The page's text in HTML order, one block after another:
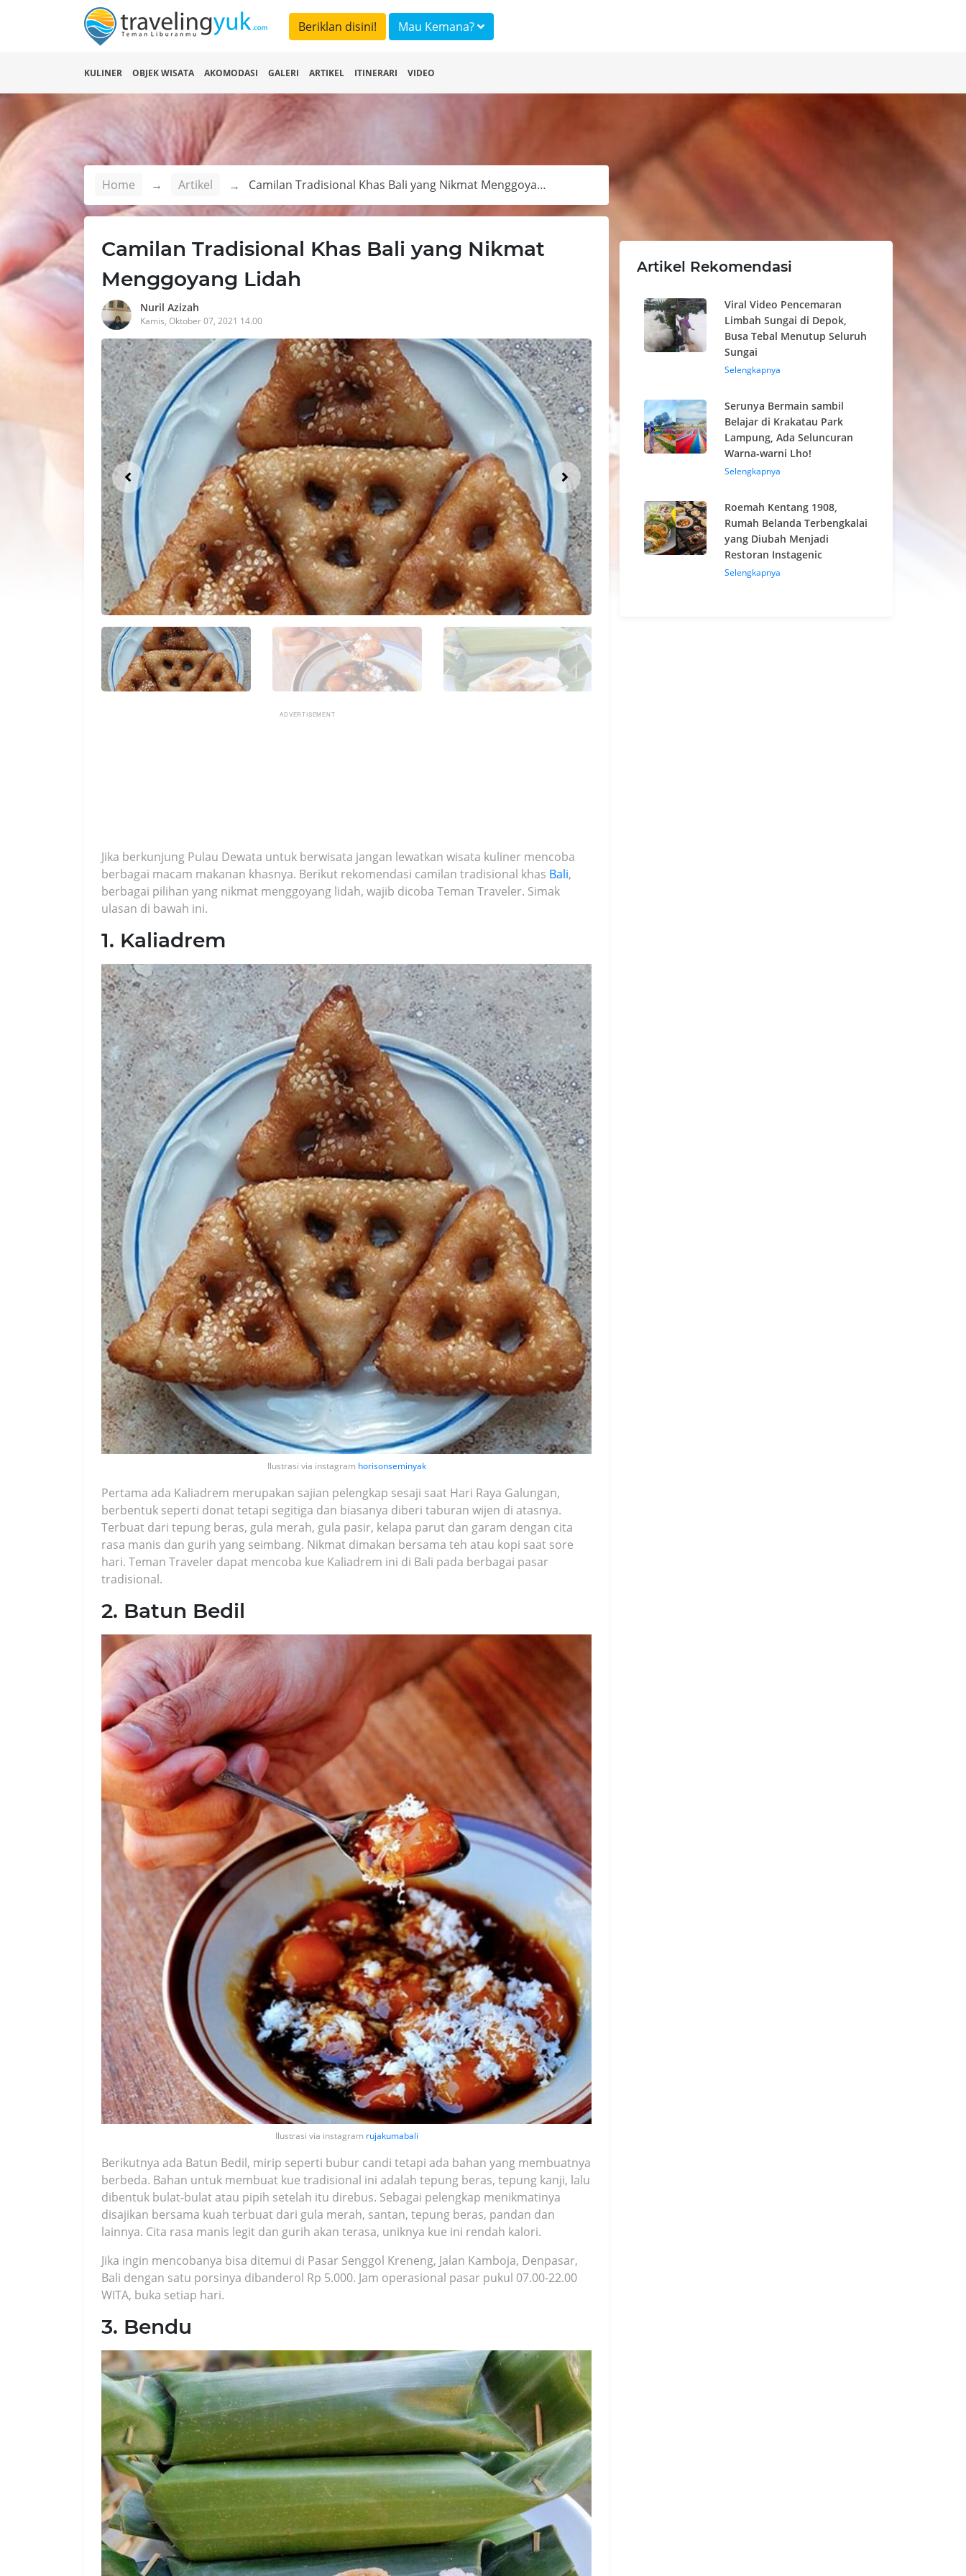
Beriklan disini! Mau Kemana?
KULINER OBJEK WISATA AKOMODASI GALERI ARTIKEL ITINERARI VIDEO
Home Artikel Camilan Tradisional Khas Bali yang Nikmat Menggoyang Lidah
Camilan Tradisional Khas Bali yang Nikmat
Menggoyang Lidah
Nuril Azizah
Kamis, Oktober 07, 2021 14.00
ADVERTISEMENT
Jika berkunjung Pulau Dewata untuk berwisata jangan lewatkan wisata kuliner mencoba
berbagai macam makanan khasnya. Berikut rekomendasi camilan tradisional khas Bali,
berbagai pilihan yang nikmat menggoyang lidah, wajib dicoba Teman Traveler. Simak
ulasan di bawah ini.
1. Kaliadrem
Ilustrasi via instagram horisonseminyak
Pertama ada Kaliadrem merupakan sajian pelengkap sesaji saat Hari Raya Galungan,
berbentuk seperti donat tetapi segitiga dan biasanya diberi taburan wijen di atasnya.
Terbuat dari tepung beras, gula merah, gula pasir, kelapa parut dan garam dengan cita
rasa manis dan gurih yang seimbang. Nikmat dimakan bersama teh atau kopi saat sore
hari. Teman Traveler dapat mencoba kue Kaliadrem ini di Bali pada berbagai pasar
tradisional.
2. Batun Bedil
Ilustrasi via instagram rujakumabali
Berikutnya ada Batun Bedil, mirip seperti bubur candi tetapi ada bahan yang membuatnya
berbeda. Bahan untuk membuat kue tradisional ini adalah tepung beras, tepung kanji, lalu
dibentuk bulat-bulat atau pipih setelah itu direbus. Sebagai pelengkap menikmatinya
disajikan bersama kuah terbuat dari gula merah, santan, tepung beras, pandan dan
lainnya. Cita rasa manis legit dan gurih akan terasa, uniknya kue ini rendah kalori.
Jika ingin mencobanya bisa ditemui di Pasar Senggol Kreneng, Jalan Kamboja, Denpasar,
Bali dengan satu porsinya dibanderol Rp 5.000. Jam operasional pasar pukul 07.00-22.00
WITA, buka setiap hari.
3. Bendu
Artikel Rekomendasi
Viral Video Pencemaran
Limbah Sungai di Depok,
Busa Tebal Menutup Seluruh
Sungai
Selengkapnya
Serunya Bermain sambil
Belajar di Krakatau Park
Lampung, Ada Seluncuran
Warna-warni Lho!
Selengkapnya
Roemah Kentang 1908,
Rumah Belanda Terbengkalai
yang Diubah Menjadi
Restoran Instagenic
Selengkapnya